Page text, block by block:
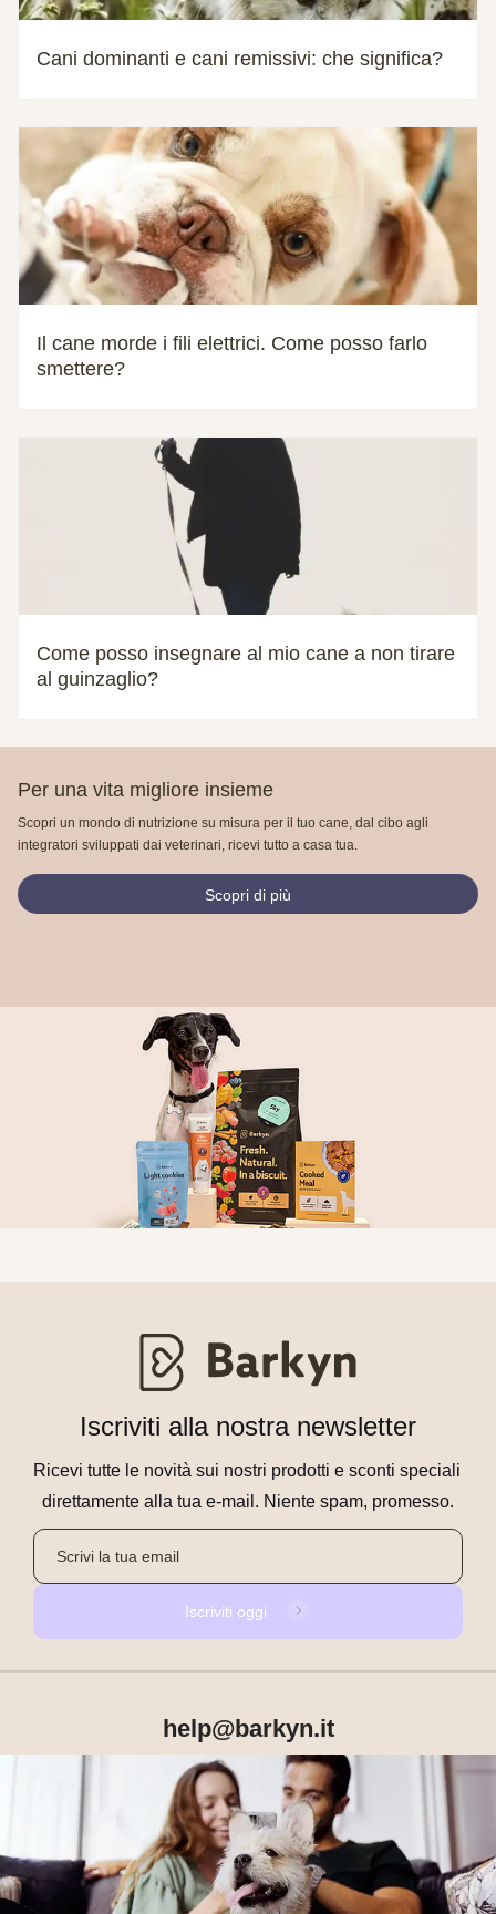
Cani dominanti e cani remissivi: che significa?
Il cane morde i fili elettrici. Come posso farlo
smettere?
Come posso insegnare al mio cane a non tirare
al guinzaglio?
Per una vita migliore insieme
Scopri un mondo di nutrizione su misura per il tuo cane, dal cibo agli
integratori sviluppati dai veterinari, ricevi tutto a casa tua.
Scopri di più
Iscriviti alla nostra newsletter
Ricevi tutte le novità sui nostri prodotti e sconti speciali
direttamente alla tua e-mail. Niente spam, promesso.
Iscriviti oggi
help@barkyn.it